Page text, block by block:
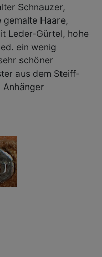
Schnauzer,
Haare,
Leder-Gürtel, hohe
ein wenig
schöner
aus dem Steiff-